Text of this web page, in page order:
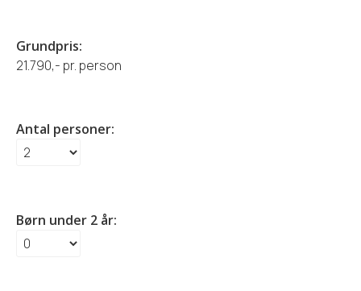
Grundpris:
21.790,- pr. person
Antal personer:
Børn under 2 år: